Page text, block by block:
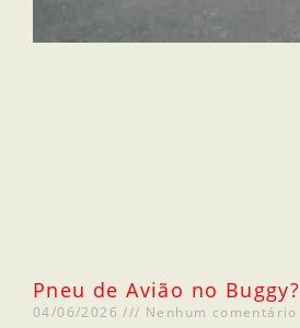
Pneu de Avião no Buggy?
04/06/2026 Nenhum comentário